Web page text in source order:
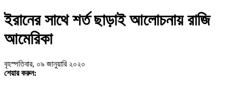
ইরানের সাথে শর্ত ছাড়াই আলোচনায় রাজি
আমেরিকা
বৃহস্পতিবার, ০৯ জানুয়ারি ২০২০
শেয়ার করুন: